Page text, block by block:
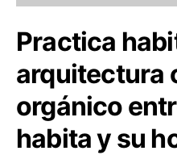
Practica
arquitectura
orgánico
habita y su